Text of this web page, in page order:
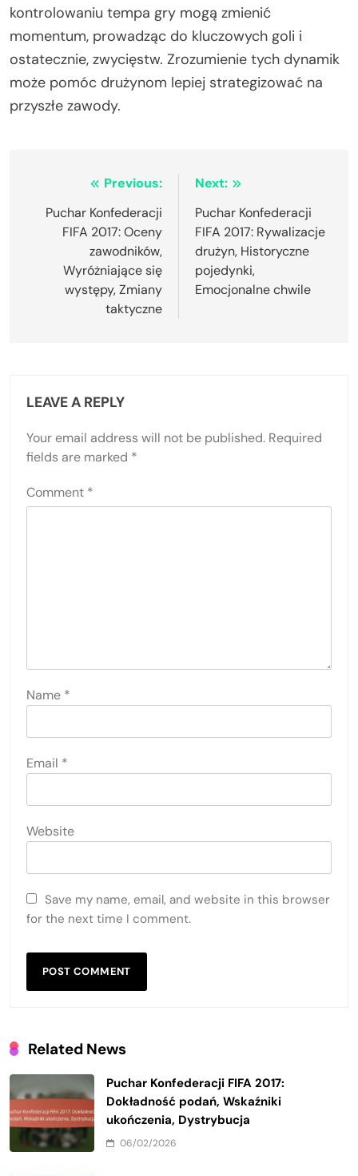
kontrolowaniu tempa gry mogą zmienić
momentum, prowadząc do kluczowych goli i
ostatecznie, zwycięstw. Zrozumienie tych dynamik
może pomóc drużynom lepiej strategizować na
przyszłe zawody.
navigation
Previous:
Puchar Konfederacji
FIFA 2017: Oceny
zawodników,
Wyróżniające się
występy, Zmiany
taktyczne
Next:
Puchar Konfederacji
FIFA 2017: Rywalizacje
drużyn, Historyczne
pojedynki,
Emocjonalne chwile
LEAVE A REPLY
Your email address will not be published. Required
fields are marked *
Comment *
Name *
Email *
Website
Save my name, email, and website in this browser
for the next time I comment.
Related News
Puchar Konfederacji FIFA 2017:
Dokładność podań, Wskaźniki
ukończenia, Dystrybucja
06/02/2026